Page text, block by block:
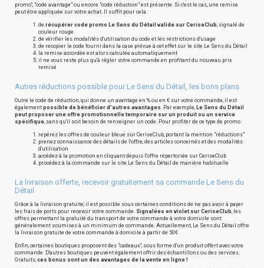
promo", "code avantage" ou encore "code réduction" est présente. Si c'est le cas, une remise
peut être appliquée sur votre achat. Il suffit pour cela :
de récupérer code promo Le Sens du Détail valide sur CeriseClub, signalé de
couleur rouge
de vérifier les modalités d'utilisation du code et les restrictions d'usage
de recopier le code fourni dans la case prévue à cet effet sur le site Le Sens du Détail
la remise accordée est alors calculée automatiquement
il ne vous reste plus qu'à régler votre commande en profitant du nouveau prix
remisé
Autres réductions possible pour Le Sens du Détail, les bons plans
Outre le code de réduction, qui donne un avantage en % ou en € sur votre commande, il est
également possible de bénéficier d'autres avantages. Par exemple, Le Sens du Détail
peut proposer une offre promotionnelle temporaire sur un produit ou un service
spécifique, sans qu'il soit besoin de renseigner un code. Pour profiter de ce type de promo :
repérez les offres de couleur bleue sur CeriseClub, portant la mention "réductions"
prenez connaissance des détails de l'offre, des articles concernés et des modalités
d'utilisation
accédez à la promotion en cliquant depuis l'offre répertoriée sur CeriseClub
procédez à la commande sur le site Le Sens du Détail de manière habituelle
La livraison offerte, recevoir gratuitement sa commande Le Sens du
Détail
Grâce à la livraison gratuite, il est possible sous certaines conditions de ne pas avoir à payer
les frais de ports pour recevoir votre commande. Signalées en violet sur CeriseClub, les
offres permettant la gratuité du transport de votre commande à votre domicile sont
généralement soumises à un minimum de commande. Actuellement, Le Sens du Détail offre
la livraison gratuite de votre commande à domicile à partir de 50€.
Enfin, certaines boutiques proposent des "cadeaux", sous forme d'un produit offert avec votre
commande. D'autres boutiques peuvent également offrir des échantillons ou des services.
Gratuits, ces bonus sont un des avantages de la vente en ligne !